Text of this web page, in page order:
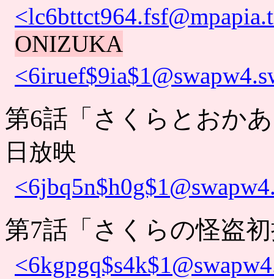
ONIZUKA
第6話「さくらとおか
日放映
第7話「さくらの怪盗